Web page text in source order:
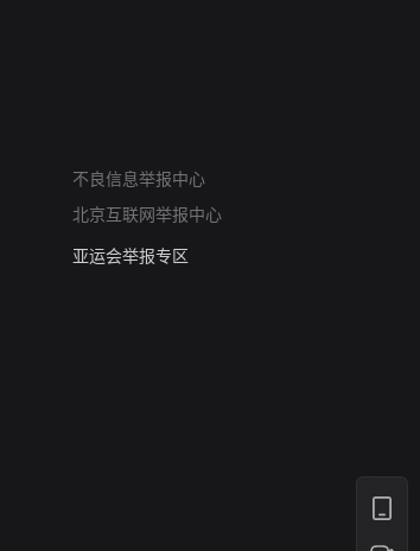
不良信息举报中心
北京互联网举报中心
算法推荐专项举报
亚运会举报专区